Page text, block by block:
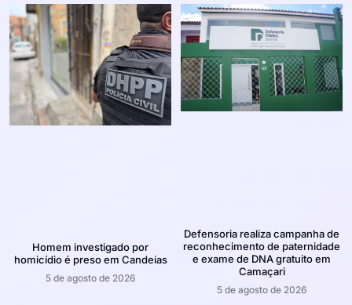
Homem investigado por
homicídio é preso em Candeias
5 de agosto de 2026
Defensoria realiza campanha de
reconhecimento de paternidade
e exame de DNA gratuito em
Camaçari
5 de agosto de 2026